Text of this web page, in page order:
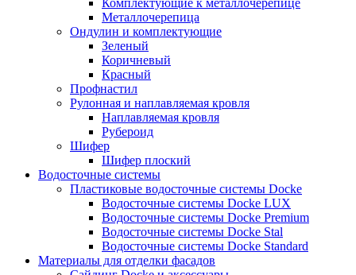
Металлочерепица
Ондулин и комплектующие
Зеленый
Коричневый
Красный
Профнастил
Рулонная и наплавляемая кровля
Наплавляемая кровля
Рубероид
Шифер
Шифер плоский
Водосточные системы
Пластиковые водосточные системы Docke
Водосточные системы Docke LUX
Водосточные системы Docke Premium
Водосточные системы Docke Stal
Водосточные системы Docke Standard
Материалы для отделки фасадов